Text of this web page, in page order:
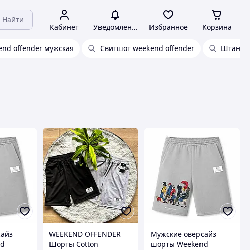
Найти
Кабинет Уведомления Избранное Корзина
offender мужская Свитшот weekend offender Штаны
WEEKEND OFFENDER
Шорты Cotton
Мужские оверсайз
шорты Weekend